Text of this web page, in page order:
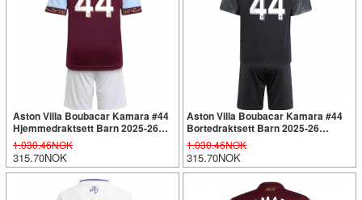
Aston Villa Boubacar Kamara #44
Hjemmedraktsett Barn 2025-26
Kortermet (+ Korte bukser)
1.030.46NOK
315.70NOK
Aston Villa Boubacar Kamara #44
Bortedraktsett Barn 2025-26
Kortermet (+ Korte bukser)
1.030.46NOK
315.70NOK